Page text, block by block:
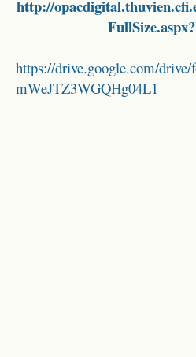
http://
https://drive.google.com/
mWeJTZ3WGQHg04L1